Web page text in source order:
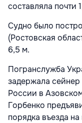
составляла почти
Судно было
(Ростовская
6,5 м.
Погранслужба
задержала
России в
Горбенко
порядка въезда